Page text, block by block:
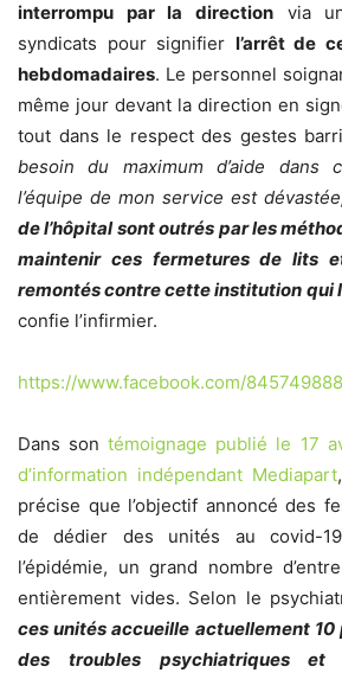
interrompu par la directionvia un
syndicats pour signifier l’arrêt de
hebdomadaires. Le personnel
même jour devant la direction en
tout dans le respect des gestes
besoin du maximum d’aide dans
l’équipe de mon service est
de l’hôpital sont outrés par les
maintenir ces fermetures de lits
remontés contre cette institution qui
confie l’infirmier.
https://www.facebook.com/
Dans sontémoignage publié le 17
d’information indépendant Mediapart
précise que l’objectif annoncé des
de dédier des unités au covid-
l’épidémie, un grand nombre
entièrement vides. Selon le
ces unités accueille actuellement
des troubles psychiatriques